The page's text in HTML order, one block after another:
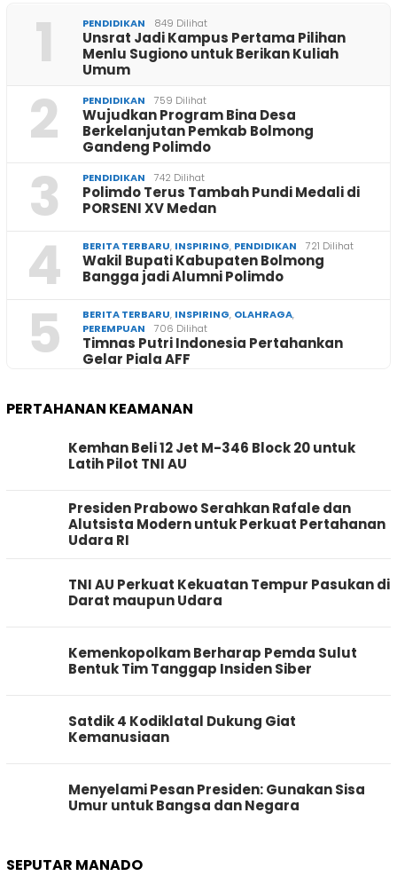
1 PENDIDIKAN 849 Dilihat
Unsrat Jadi Kampus Pertama Pilihan
Menlu Sugiono untuk Berikan Kuliah
Umum
2 PENDIDIKAN 759 Dilihat
Wujudkan Program Bina Desa
Berkelanjutan Pemkab Bolmong
Gandeng Polimdo
3 PENDIDIKAN 742 Dilihat
Polimdo Terus Tambah Pundi Medali di
PORSENI XV Medan
4 BERITA TERBARU, INSPIRING, PENDIDIKAN 721 Dilihat
Wakil Bupati Kabupaten Bolmong
Bangga jadi Alumni Polimdo
5 BERITA TERBARU, INSPIRING, OLAHRAGA,
PEREMPUAN
706 Dilihat
Timnas Putri Indonesia Pertahankan
Gelar Piala AFF
PERTAHANAN KEAMANAN
Kemhan Beli 12 Jet M-346 Block 20 untuk
Latih Pilot TNI AU
Presiden Prabowo Serahkan Rafale dan
Alutsista Modern untuk Perkuat Pertahanan
Udara RI
TNI AU Perkuat Kekuatan Tempur Pasukan di
Darat maupun Udara
Kemenkopolkam Berharap Pemda Sulut
Bentuk Tim Tanggap Insiden Siber
Satdik 4 Kodiklatal Dukung Giat
Kemanusiaan
Menyelami Pesan Presiden: Gunakan Sisa
Umur untuk Bangsa dan Negara
SEPUTAR MANADO